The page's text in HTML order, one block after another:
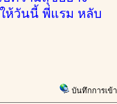
ห้วันนี้ พี่แรม หลับ
บันทึกการเข้า